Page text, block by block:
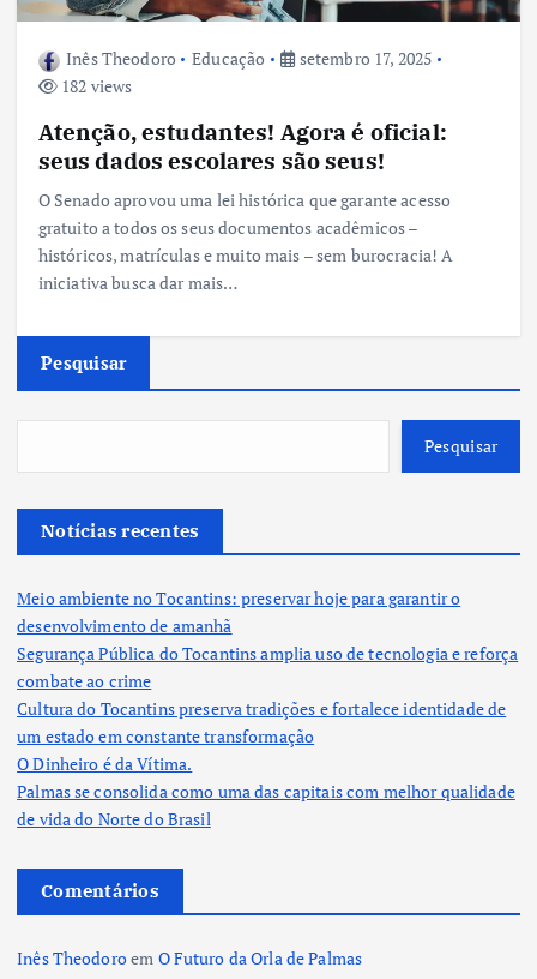
Inês Theodoro Educação
setembro 17, 2025
182 views
Atenção, estudantes! Agora é oficial:
seus dados escolares são seus!
O Senado aprovou uma lei histórica que garante acesso
gratuito a todos os seus documentos acadêmicos –
históricos, matrículas e muito mais – sem burocracia! A
iniciativa busca dar mais…
Pesquisar
Pesquisar
Notícias recentes
Meio ambiente no Tocantins: preservar hoje para garantir o
desenvolvimento de amanhã
Segurança Pública do Tocantins amplia uso de tecnologia e reforça
combate ao crime
Cultura do Tocantins preserva tradições e fortalece identidade de
um estado em constante transformação
O Dinheiro é da Vítima.
Palmas se consolida como uma das capitais com melhor qualidade
de vida do Norte do Brasil
Comentários
Inês Theodoroem O Futuro da Orla de Palmas